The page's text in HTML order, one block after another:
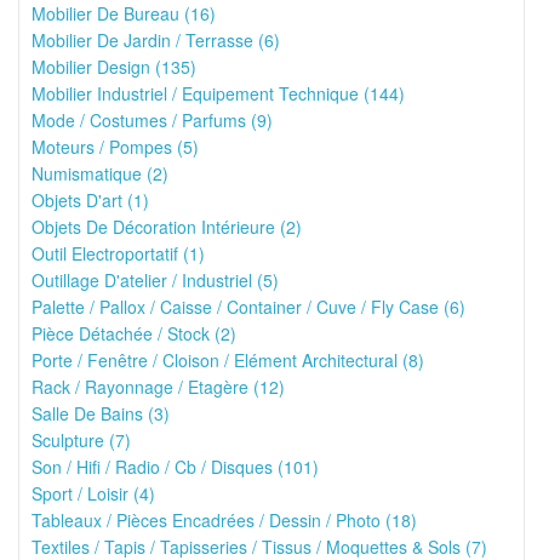
Mobilier De Bureau (16)
Mobilier De Jardin / Terrasse (6)
Mobilier Design (135)
Mobilier Industriel / Equipement Technique (144)
Mode / Costumes / Parfums (9)
Moteurs / Pompes (5)
Numismatique (2)
Objets D'art (1)
Objets De Décoration Intérieure (2)
Outil Electroportatif (1)
Outillage D'atelier / Industriel (5)
Palette / Pallox / Caisse / Container / Cuve / Fly Case (6)
Pièce Détachée / Stock (2)
Porte / Fenêtre / Cloison / Elément Architectural (8)
Rack / Rayonnage / Etagère (12)
Salle De Bains (3)
Sculpture (7)
Son / Hifi / Radio / Cb / Disques (101)
Sport / Loisir (4)
Tableaux / Pièces Encadrées / Dessin / Photo (18)
Textiles / Tapis / Tapisseries / Tissus / Moquettes & Sols (7)